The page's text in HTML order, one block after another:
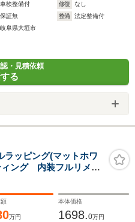
車検整備付 修復
なし
保証無 整備
法定整備付
岐阜県大垣市
・見積依頼
る
ッピング(マットホワ
ング 内装フルリメイ
ナルフロントエア
加工 オリジナルエ
万円
本体価格
1698.0万円